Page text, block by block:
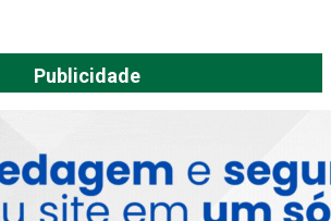
Publicidade